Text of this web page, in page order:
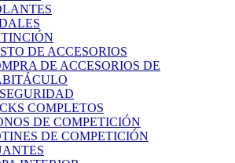
DE ACCESORIOS
DE ACCESORIOS DE
COMPLETOS
DE COMPETICIÓN
DE COMPETICIÓN